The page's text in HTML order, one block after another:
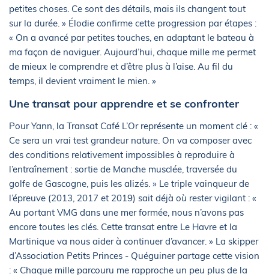
petites choses. Ce sont des détails, mais ils changent tout
sur la durée. » Élodie confirme cette progression par étapes :
« On a avancé par petites touches, en adaptant le bateau à
ma façon de naviguer. Aujourd’hui, chaque mille me permet
de mieux le comprendre et d’être plus à l’aise. Au fil du
temps, il devient vraiment le mien. »
Une transat pour apprendre et se confronter
Pour Yann, la Transat Café L’Or représente un moment clé : «
Ce sera un vrai test grandeur nature. On va composer avec
des conditions relativement impossibles à reproduire à
l’entraînement : sortie de Manche musclée, traversée du
golfe de Gascogne, puis les alizés. » Le triple vainqueur de
l’épreuve (2013, 2017 et 2019) sait déjà où rester vigilant : «
Au portant VMG dans une mer formée, nous n’avons pas
encore toutes les clés. Cette transat entre Le Havre et la
Martinique va nous aider à continuer d’avancer. » La skipper
d’Association Petits Princes - Quéguiner partage cette vision
: « Chaque mille parcouru me rapproche un peu plus de la